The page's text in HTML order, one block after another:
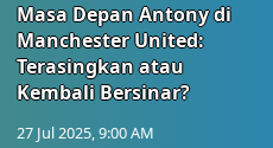
Masa Depan Antony di
Manchester United:
Terasingkan atau
Kembali Bersinar?
27 Jul 2025, 9:00 AM